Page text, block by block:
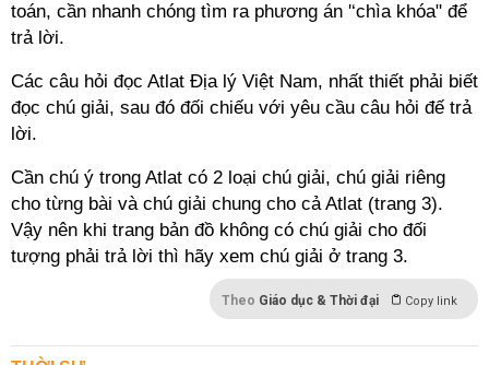
toán, cần nhanh chóng tìm ra phương án '‘chìa khóa" để
trả lời.
Các câu hỏi đọc Atlat Địa lý Việt Nam, nhất thiết phải biết
đọc chú giải, sau đó đối chiếu với yêu cầu câu hỏi đế trả
lời.
Cần chú ý trong Atlat có 2 loại chú giải, chú giải riêng
cho từng bài và chú giải chung cho cả Atlat (trang 3).
Vậy nên khi trang bản đồ không có chú giải cho đối
tượng phải trả lời thì hãy xem chú giải ở trang 3.
Theo Giáo dục & Thời đại Copy link